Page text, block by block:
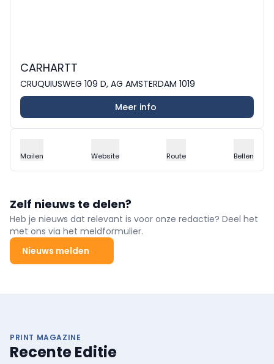
CARHARTT
CRUQUIUSWEG 109 D, AG AMSTERDAM 1019
Meer info
Mailen Website Route Bellen
Zelf nieuws te delen?
Heb je nieuws dat relevant is voor onze redactie? Deel het
met ons via het meldformulier.
Nieuws melden
PRINT MAGAZINE
Recente Editie